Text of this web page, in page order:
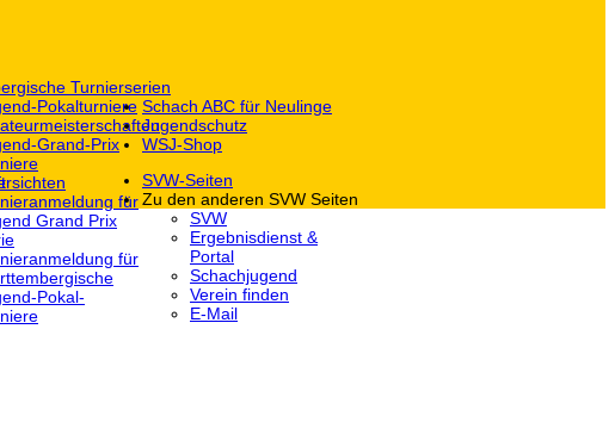
Turnierserien
Pokalturniere
Grand-Prix
für
Grand Prix
für
Pokal-
Schach ABC für Neulinge
Jugendschutz
WSJ-Shop
SVW-Seiten
Zu den anderen SVW Seiten
SVW
Ergebnisdienst &
Portal
Schachjugend
Verein finden
E-Mail